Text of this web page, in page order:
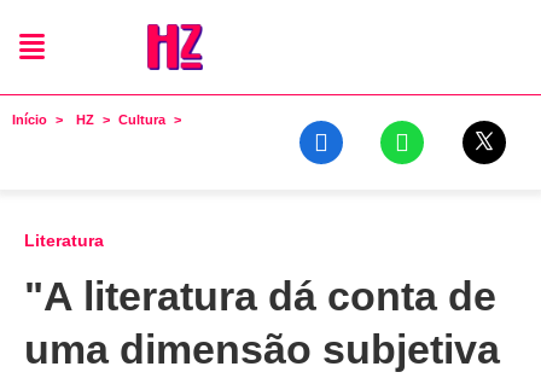
Início HZ Cultura
Literatura
"A literatura dá conta de
uma dimensão subjetiva